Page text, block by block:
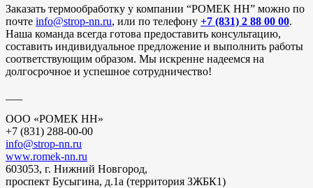
Заказать термообработку у компании “РОМЕК НН” можно по
почте info@strop-nn.ru, или по телефону +7 (831) 2 88 00 00.
Наша команда всегда готова предоставить консультацию,
составить индивидуальное предложение и выполнить работы
соответствующим образом. Мы искренне надеемся на
долгосрочное и успешное сотрудничество!
ООО «РОМЕК НН»
+7 (831) 288-00-00
info@strop-nn.ru
www.romek-nn.ru
603053, г. Нижний Новгород,
проспект Бусыгина, д.1а (территория ЗЖБК1)